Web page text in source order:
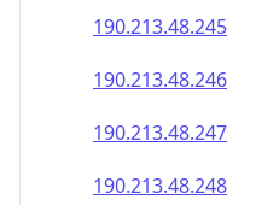
190.213.48.245
190.213.48.246
190.213.48.247
190.213.48.248